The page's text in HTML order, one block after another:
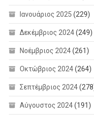
Ιανουάριος 2025 (229)
Δεκέμβριος 2024(249)
Νοέμβριος 2024(261)
Οκτώβριος 2024(264)
Σεπτέμβριος 2024
Αύγουστος 2024(191)